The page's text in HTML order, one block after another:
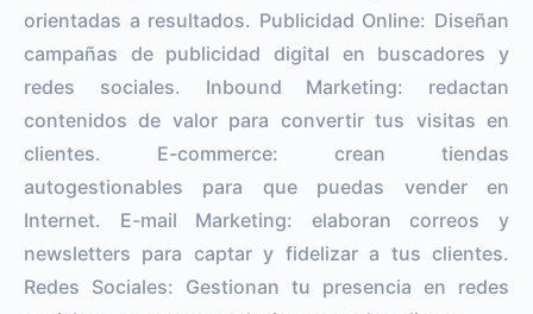
orientadas a resultados. Publicidad Online: Diseñan
campañas de publicidad digital en buscadores y
redes sociales. Inbound Marketing: redactan
contenidos de valor para convertir tus visitas en
clientes. E-commerce: crean tiendas
autogestionables para que puedas vender en
Internet. E-mail Marketing: elaboran correos y
newsletters para captar y fidelizar a tus clientes.
Redes Sociales: Gestionan tu presencia en redes